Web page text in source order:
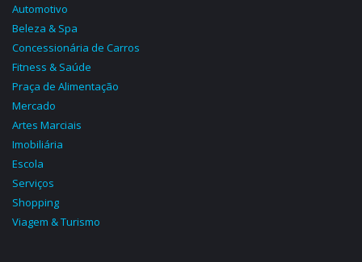
Automotivo
Beleza & Spa
Concessionária de Carros
Fitness & Saúde
Praça de Alimentação
Mercado
Artes Marciais
Imobiliária
Escola
Serviços
Shopping
Viagem & Turismo